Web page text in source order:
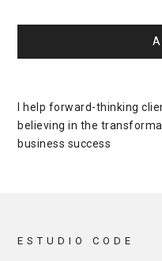
I help forward-thinking
believing in the
business success
ESTUDIO CODE